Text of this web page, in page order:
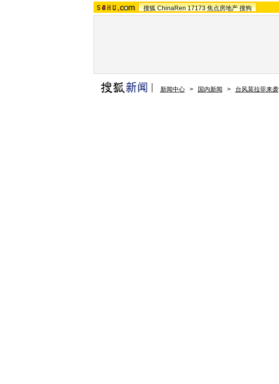
搜狐 ChinaRen 17173 焦点房地产 搜狗
新闻中心 > 国内新闻 > 台风莫拉菲来袭